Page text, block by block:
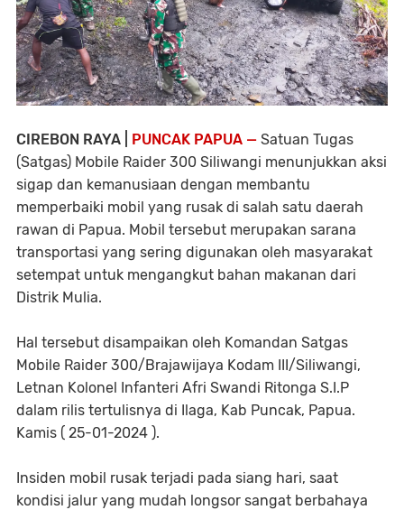
CIREBON RAYA | PUNCAK PAPUA — Satuan Tugas
(Satgas) Mobile Raider 300 Siliwangi menunjukkan aksi
sigap dan kemanusiaan dengan membantu
memperbaiki mobil yang rusak di salah satu daerah
rawan di Papua. Mobil tersebut merupakan sarana
transportasi yang sering digunakan oleh masyarakat
setempat untuk mengangkut bahan makanan dari
Distrik Mulia.
Hal tersebut disampaikan oleh Komandan Satgas
Mobile Raider 300/Brajawijaya Kodam III/Siliwangi,
Letnan Kolonel Infanteri Afri Swandi Ritonga S.I.P
dalam rilis tertulisnya di Ilaga, Kab Puncak, Papua.
Kamis ( 25-01-2024 ).
Insiden mobil rusak terjadi pada siang hari, saat
kondisi jalur yang mudah longsor sangat berbahaya